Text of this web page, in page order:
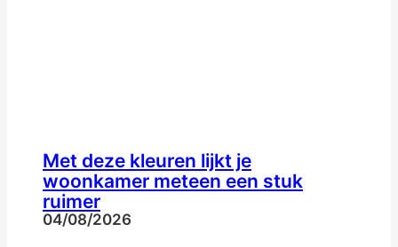
Met deze kleuren lijkt je
woonkamer meteen een stuk
ruimer
04/08/2026